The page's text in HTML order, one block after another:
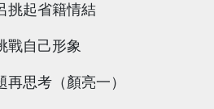
挑起省籍情結
自己形象
再思考（顏亮一）